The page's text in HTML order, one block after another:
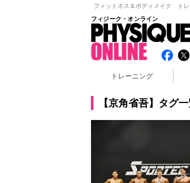
フィットネス＆ボディメイク トレ
フィジーク・オンライン
トレーニング
【京角省吾】タグ